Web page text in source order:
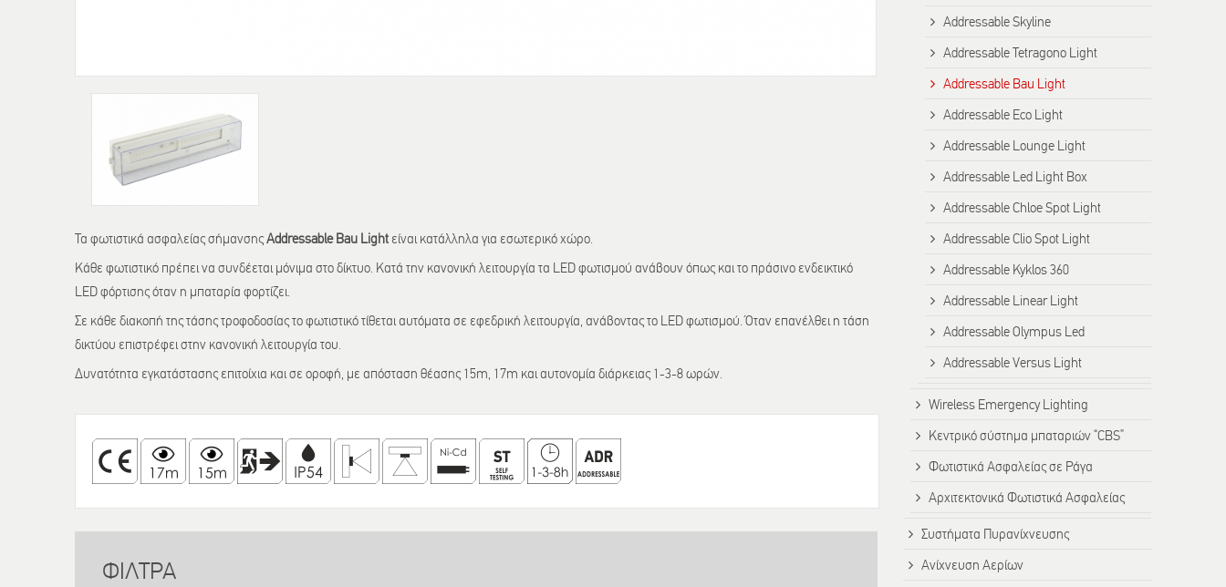
Τα φωτιστικά ασφαλείας σήμανσηςAddressableBau Light είναι κατάλληλα για εσωτερικό χώρο.
Κάθε φωτιστικό πρέπει να συνδέεται μόνιμα στο δίκτυο. Κατά την κανονική λειτουργία τα LED φωτισμού ανάβουν όπως και το πράσινο ενδεικτικό
LED φόρτισης όταν η μπαταρία φορτίζει.
Σε κάθε διακοπή της τάσης τροφοδοσίας το φωτιστικό τίθεται αυτόματα σε εφεδρική λειτουργία, ανάβοντας το LED φωτισμού. Όταν επανέλθει η τάση
δικτύου επιστρέφει στην κανονική λειτουργία του.
Δυνατότητα εγκατάστασης επιτοίχια και σε οροφή, με απόσταση θέασης 15m, 17m και αυτονομία διάρκειας 1-3-8 ωρών.
Addressable Skyline
Addressable Tetragono Light
Addressable Bau Light
Addressable Eco Light
Addressable Lounge Light
Addressable Led Light Box
Addressable Chloe Spot Light
Addressable Clio Spot Light
Addressable Kyklos 360
Addressable Linear Light
Addressable Olympus Led
Addressable Versus Light
Wireless Emergency Lighting
Κεντρικό σύστημα μπαταριών “CBS”
Φωτιστικά Ασφαλείας σε Ράγα
Αρχιτεκτονικά Φωτιστικά Ασφαλείας
Συστήματα Πυρανίχνευσης
Ανίχνευση Αερίων